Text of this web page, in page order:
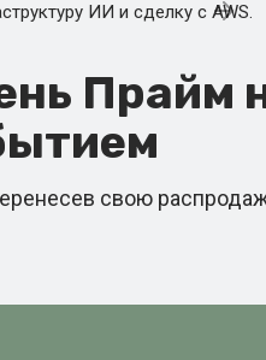
ИИ и сделку с AWS.
Прайм
свою